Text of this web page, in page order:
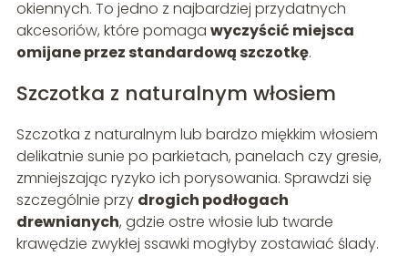
okiennych. To jedno z najbardziej przydatnych
akcesoriów, które pomaga wyczyścić miejsca
omijane przez standardową szczotkę.
Szczotka z naturalnym włosiem
Szczotka z naturalnym lub bardzo miękkim włosiem
delikatnie sunie po parkietach, panelach czy gresie,
zmniejszając ryzyko ich porysowania. Sprawdzi się
szczególnie przy drogich podłogach
drewnianych, gdzie ostre włosie lub twarde
krawędzie zwykłej ssawki mogłyby zostawiać ślady.